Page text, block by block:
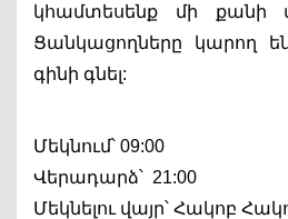
կհամտեսենք մի քանի
Ցանկացողները կարող
գինի գնել:
Մեկնում՝ 09:00
Վերադարձ՝  21:00
Մեկնելու վայր՝ Հակոբ